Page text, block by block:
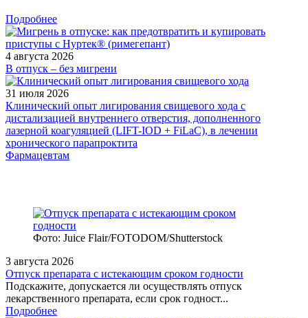
Подробнее
4 августа 2026
В отпуск – без мигрени
31 июля 2026
Клинический опыт лигирования свищевого хода с
дистализацией внутреннего отверстия, дополненного
лазерной коагуляцией (LIFT-IOD + FiLaC), в лечении
хронического парапроктита
Фармацевтам
Фото: Juice Flair/FOTODOM/Shutterstoсk
3 августа 2026
Отпуск препарата с истекающим сроком годности
Подскажите, допускается ли осуществлять отпуск
лекарственного препарата, если срок годност...
Подробнее